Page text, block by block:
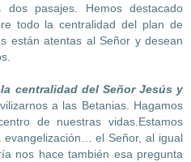
pasajes. Hemos destacado
todo la centralidad del plan de
están atentas al Señor y desean
la centralidad del Señor Jesús y
a las Betanias. Hagamos
de nuestras vidas.Estamos
evangelización… el Señor, al igual
nos hace también esa pregunta